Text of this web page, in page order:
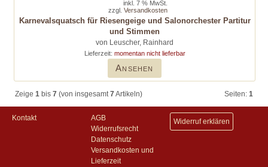
Karnevalsquatsch für Riesengeige und Salonorchester Partitur
und Stimmen
von Leuscher, Rainhard
Lieferzeit: momentan nicht lieferbar
Ansehen
inkl. 7 % MwSt.
zzgl. Versandkosten
Zeige 1 bis 7 (von insgesamt7Artikeln) Seiten: 1
Kontakt
AGB
Widerrufsrecht
Datenschutz
Versandkosten und
Lieferzeit
Widerruf erklären